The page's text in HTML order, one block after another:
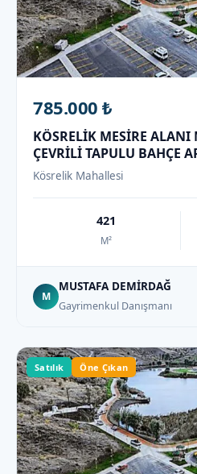
785.000 ₺
KÖSRELİK MESİRE ALANI
ÇEVRİLİ TAPULU BAHÇE
Kösrelik Mahallesi
421
M²
M
MUSTAFA DEMİRDAĞ
Gayrimenkul Danışmanı
Satılık Öne Çıkan